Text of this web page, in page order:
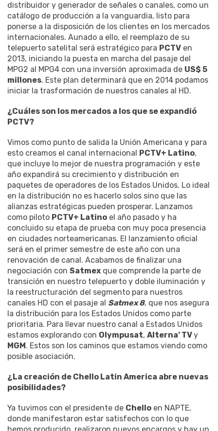
distribuidor y generador de señales o canales, como un
catálogo de producción a la vanguardia, listo para
ponerse a la disposición de los clientes en los mercados
internacionales. Aunado a ello, el reemplazo de su
telepuerto satelital será estratégico para PCTV en
2013, iniciando la puesta en marcha del pasaje del
MPG2 al MPG4 con una inversión aproximada de US$ 5
millones. Este plan determinará que en 2014 podamos
iniciar la trasformación de nuestros canales al HD.
¿Cuáles son los mercados a los que se expandió
PCTV?
Vimos como punto de salida la Unión Americana y para
esto creamos el canal internacional PCTV+ Latino,
que incluye lo mejor de nuestra programación y este
año expandirá su crecimiento y distribución en
paquetes de operadores de los Estados Unidos. Lo ideal
en la distribución no es hacerlo solos sino que las
alianzas estratégicas pueden prosperar. Lanzamos
como piloto PCTV+ Latino el año pasado y ha
concluido su etapa de prueba con muy poca presencia
en ciudades norteamericanas. El lanzamiento oficial
será en el primer semestre de este año con una
renovación de canal. Acabamos de finalizar una
negociación con Satmex que comprende la parte de
transición en nuestro telepuerto y doble iluminación y
la reestructuración del segmento para nuestros
canales HD con el pasaje al Satmex 8, que nos asegura
la distribución para los Estados Unidos como parte
prioritaria. Para llevar nuestro canal a Estados Unidos
estamos explorando con Olympusat, Alterna’ TVy
MGM. Estos son los caminos que estamos viendo como
posible asociación.
¿La creación de Chello Latin America abre nuevas
posibilidades?
Ya tuvimos con el presidente de Chello en NAPTE,
donde manifestaron estar satisfechos con lo que